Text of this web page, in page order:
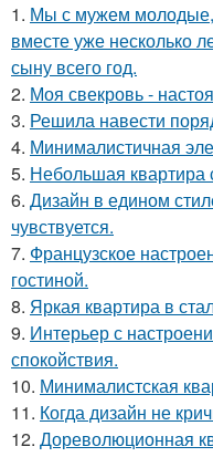
1. Мы с мужем молодые,
вместе уже несколько
сыну всего год.
2. Моя свекровь -
3. Решила навести
4. Минималистичная
5. Небольшая квартира
6. Дизайн в едином
чувствуется.
7. Французское
гостиной.
8. Яркая квартира в
9. Интерьер с
спокойствия.
10. Минималистская
11. Когда дизайн не
12. Дореволюционная